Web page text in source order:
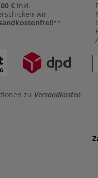
€ inkl.
wir
**
zu Versandkosten